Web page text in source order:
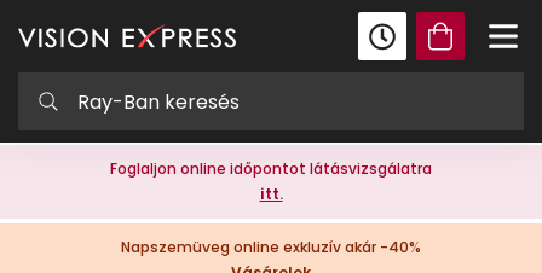
Foglaljon online időpontot látásvizsgálatra
itt.
Napszemüveg online exkluzív akár -40%